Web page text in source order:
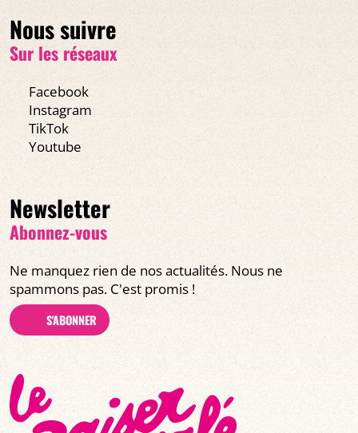
Nous suivre
Sur les réseaux
Facebook
Instagram
TikTok
Youtube
Newsletter
Abonnez-vous
Ne manquez rien de nos actualités. Nous ne
spammons pas. C'est promis !
S'ABONNER